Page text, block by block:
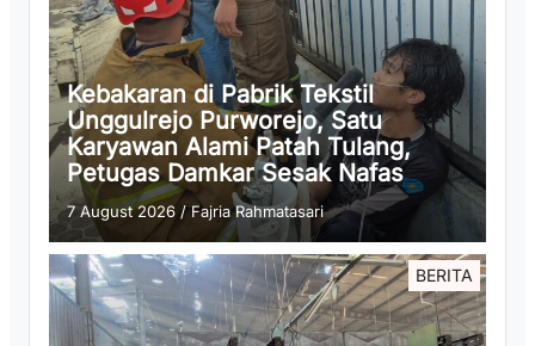
Kebakaran di Pabrik Tekstil
Unggulrejo Purworejo, Satu
Karyawan Alami Patah Tulang,
Petugas Damkar Sesak Nafas
7 August 2026 /Fajria Rahmatasari
BERITA